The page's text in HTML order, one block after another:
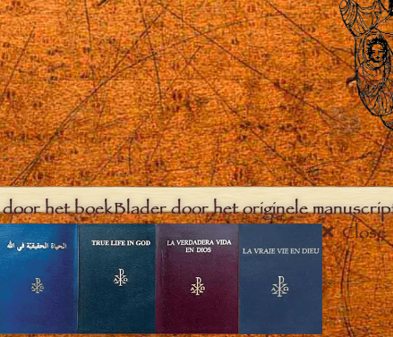
het boekBlader door het originele
Close